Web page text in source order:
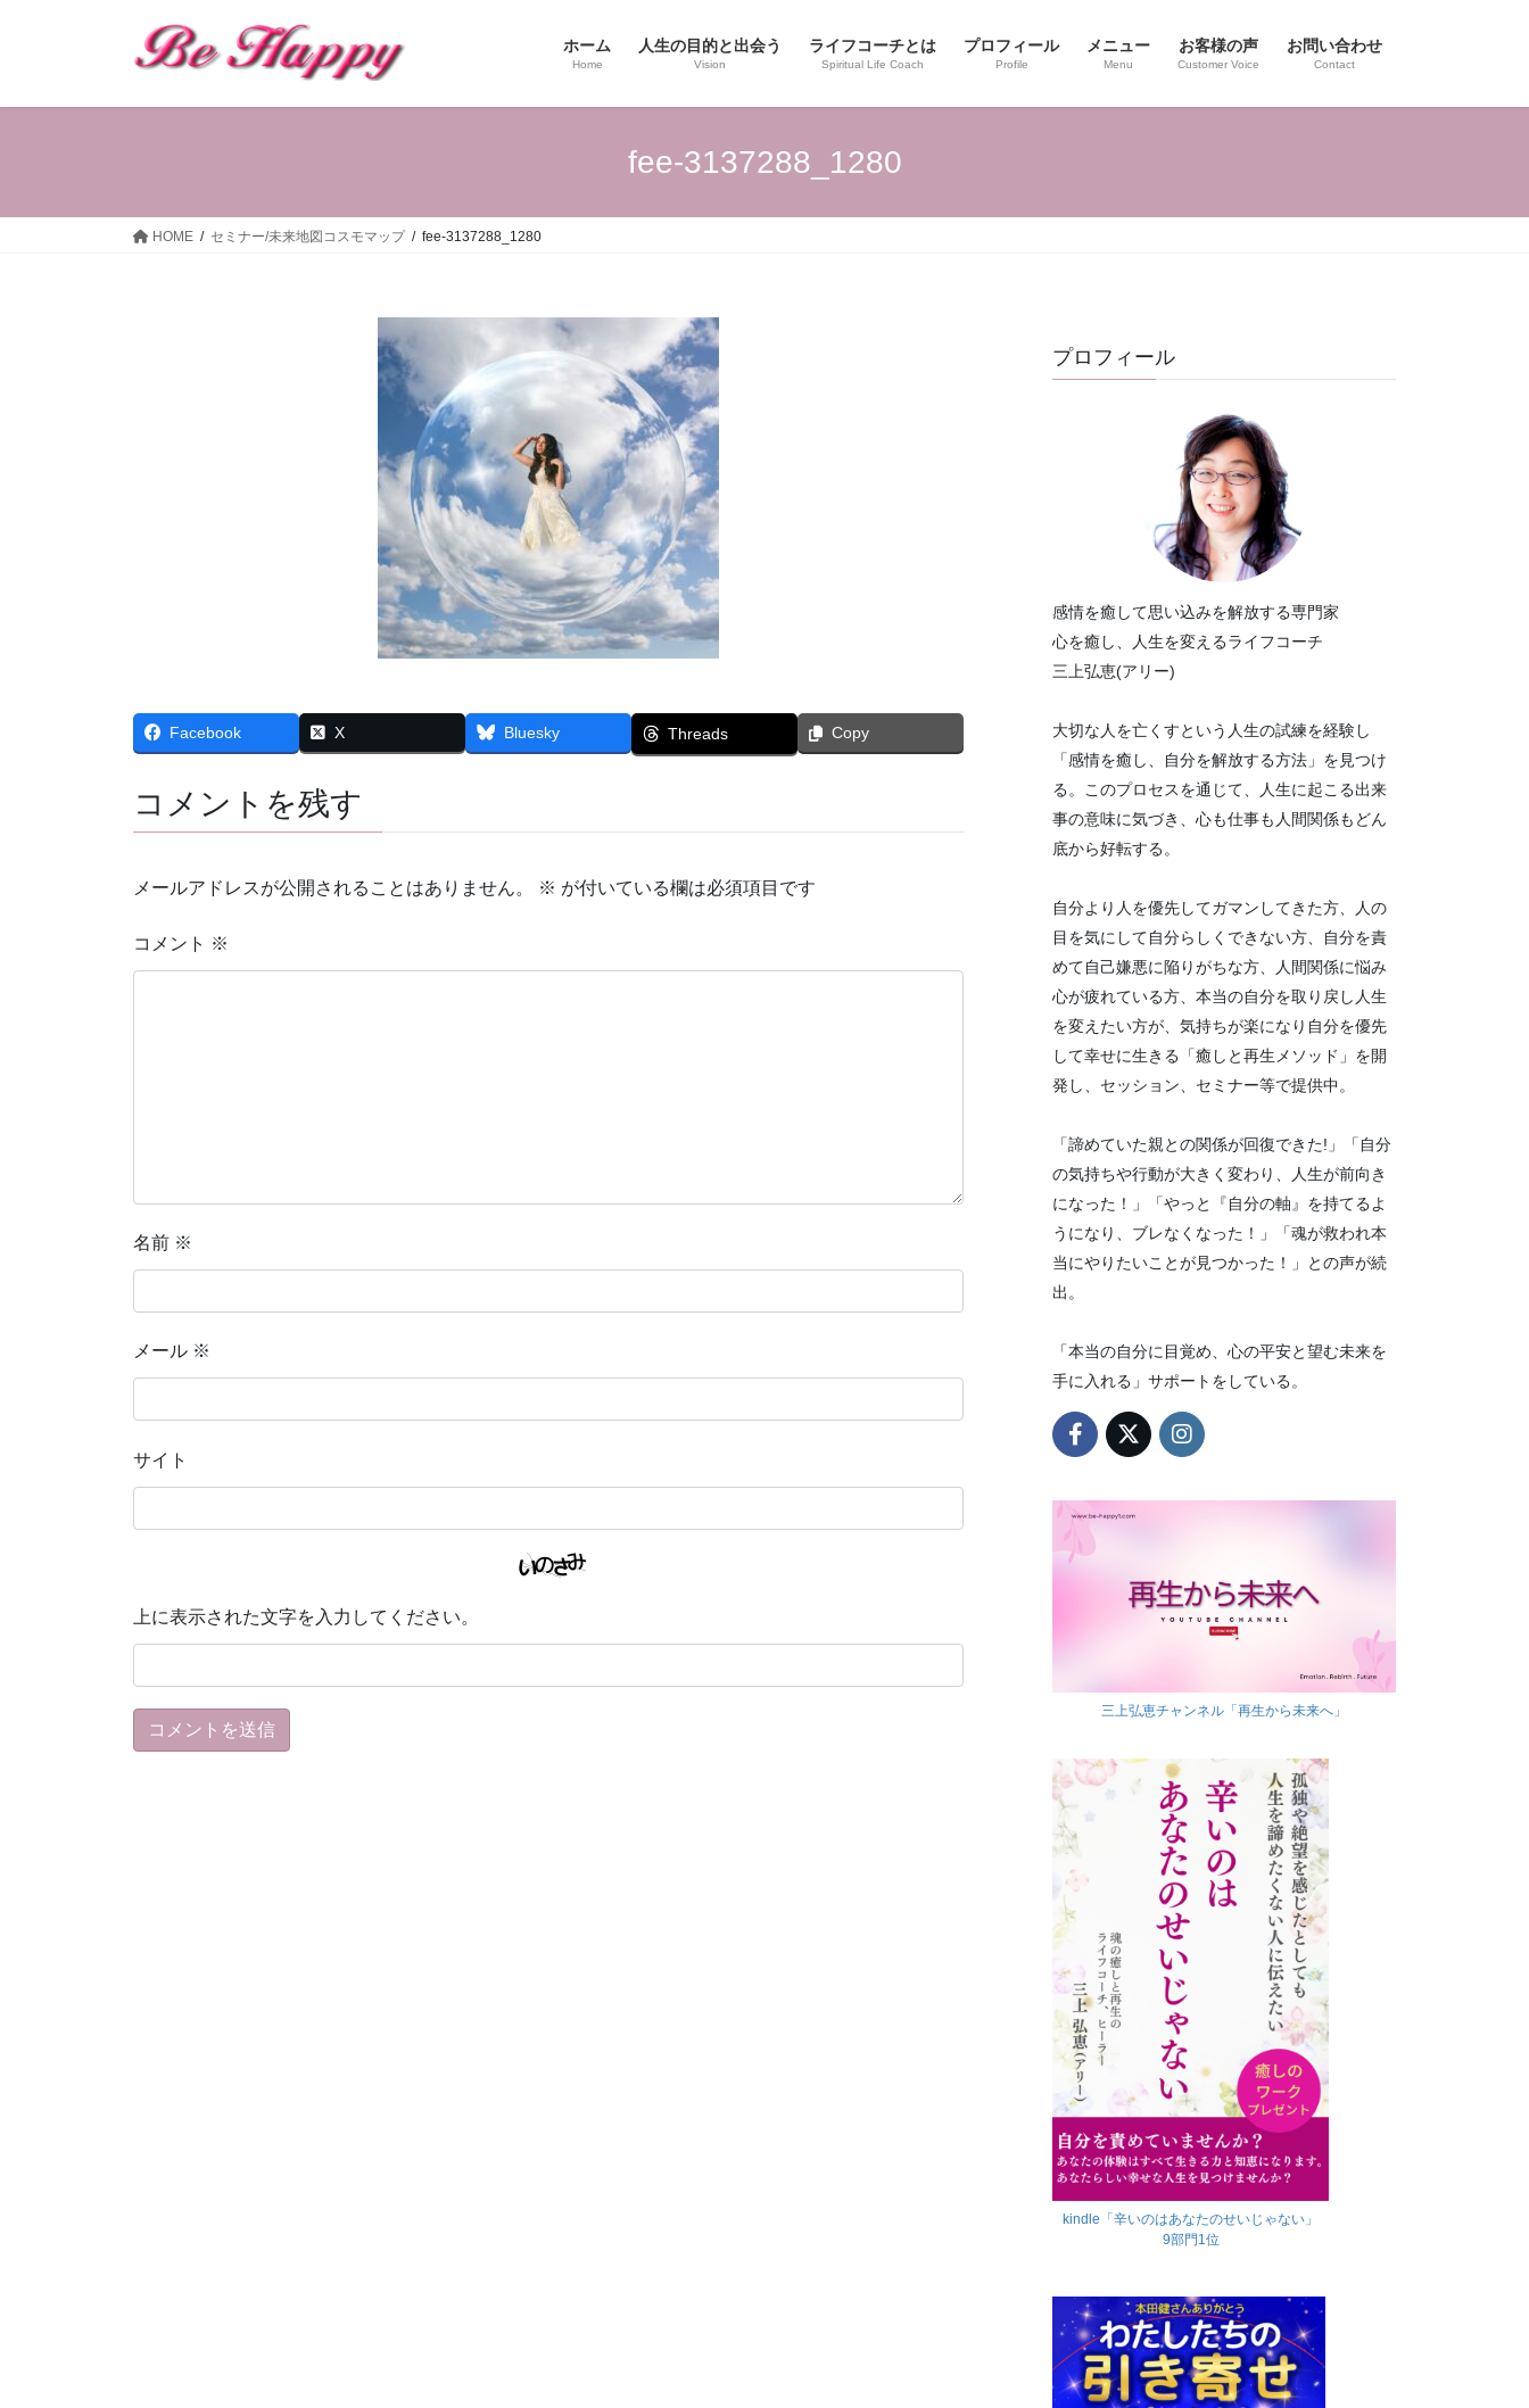
ホーム
Home
人生の目的と出会う
Vision
ライフコーチとは
Spiritual Life Coach
プロフィール
Profile
メニュー
Menu
お客様の声
Customer Voice
お問い合わせ
Contact
fee-3137288_1280
HOME セミナー/未来地図コスモマップ fee-3137288_1280
Facebook X Bluesky Threads Copy
コメントを残す
メールアドレスが公開されることはありません。 ※ が付いている欄は必須項目です
コメント ※
名前 ※
メール ※
サイト
上に表示された文字を入力してください。
プロフィール
感情を癒して思い込みを解放する専門家
心を癒し、人生を変えるライフコーチ
三上弘恵(アリー)
大切な人を亡くすという人生の試練を経験し
「感情を癒し、自分を解放する方法」を見つけ
る。このプロセスを通じて、人生に起こる出来
事の意味に気づき、心も仕事も人間関係もどん
底から好転する。
自分より人を優先してガマンしてきた方、人の
目を気にして自分らしくできない方、自分を責
めて自己嫌悪に陥りがちな方、人間関係に悩み
心が疲れている方、本当の自分を取り戻し人生
を変えたい方が、気持ちが楽になり自分を優先
して幸せに生きる「癒しと再生メソッド」を開
発し、セッション、セミナー等で提供中。
「諦めていた親との関係が回復できた!」「自分
の気持ちや行動が大きく変わり、人生が前向き
になった！」「やっと『自分の軸』を持てるよ
うになり、ブレなくなった！」「魂が救われ本
当にやりたいことが見つかった！」との声が続
出。
「本当の自分に目覚め、心の平安と望む未来を
手に入れる」サポートをしている。
三上弘恵チャンネル「再生から未来へ」
kindle「辛いのはあなたのせいじゃない」
9部門1位